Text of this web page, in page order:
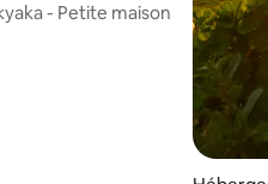
- Petite maison